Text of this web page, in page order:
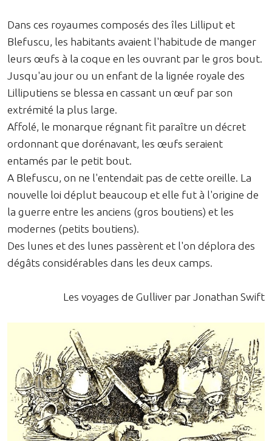
Dans ces royaumes composés des îles Lilliput et
Blefuscu, les habitants avaient l'habitude de manger
leurs œufs à la coque en les ouvrant par le gros bout.
Jusqu'au jour ou un enfant de la lignée royale des
Lilliputiens se blessa en cassant un œuf par son
extrémité la plus large.
Affolé, le monarque régnant fit paraître un décret
ordonnant que dorénavant, les œufs seraient
entamés par le petit bout.
A Blefuscu, on ne l'entendait pas de cette oreille. La
nouvelle loi déplut beaucoup et elle fut à l'origine de
la guerre entre les anciens (gros boutiens) et les
modernes (petits boutiens).
Des lunes et des lunes passèrent et l'on déplora des
dégâts considérables dans les deux camps.
Les voyages de Gulliver par Jonathan Swift